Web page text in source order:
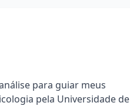
para guiar meus
pela Universidade de